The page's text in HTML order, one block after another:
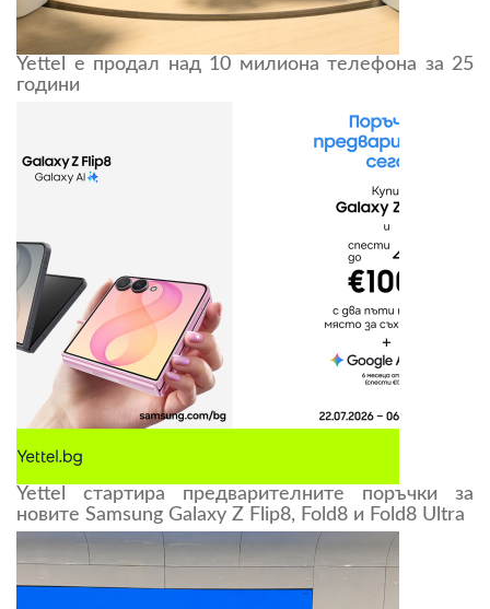
Yettel е продал над 10 милиона телефона за 25
години
Yettel стартира предварителните поръчки за
новите Samsung Galaxy Z Flip8, Fold8 и Fold8 Ultra